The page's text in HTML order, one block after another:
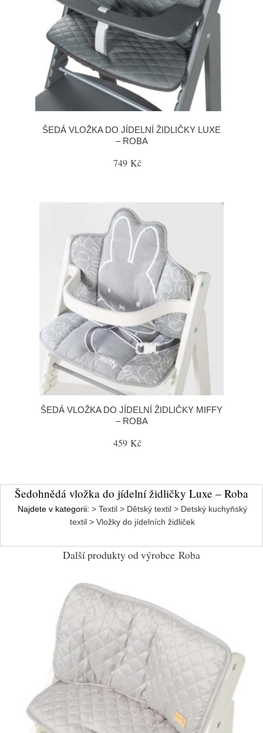
ŠEDÁ VLOŽKA DO JÍDELNÍ ŽIDLIČKY LUXE
– ROBA
749 Kč
ŠEDÁ VLOŽKA DO JÍDELNÍ ŽIDLIČKY MIFFY
– ROBA
459 Kč
Šedohnědá vložka do jídelní židličky Luxe – Roba
Najdete v kategorii: > Textil > Dětský textil > Detský kuchyňský
textil > Vložky do jídelních židliček
Další produkty od výrobce Roba